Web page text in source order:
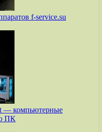
f-service.su
— компьютерные
ПК